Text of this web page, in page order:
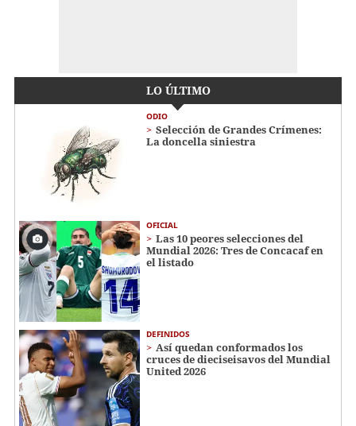
LO ÚLTIMO
ODIO
Selección de Grandes Crímenes:
La doncella siniestra
OFICIAL
Las 10 peores selecciones del
Mundial 2026: Tres de Concacaf en
el listado
DEFINIDOS
Así quedan conformados los
cruces de dieciseisavos del Mundial
United 2026